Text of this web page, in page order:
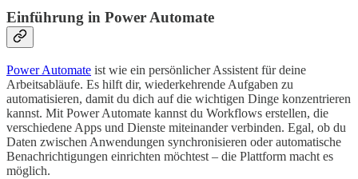
Einführung in Power Automate
Power Automate ist wie ein persönlicher Assistent für deine
Arbeitsabläufe. Es hilft dir, wiederkehrende Aufgaben zu
automatisieren, damit du dich auf die wichtigen Dinge konzentrieren
kannst. Mit Power Automate kannst du Workflows erstellen, die
verschiedene Apps und Dienste miteinander verbinden. Egal, ob du
Daten zwischen Anwendungen synchronisieren oder automatische
Benachrichtigungen einrichten möchtest – die Plattform macht es
möglich.